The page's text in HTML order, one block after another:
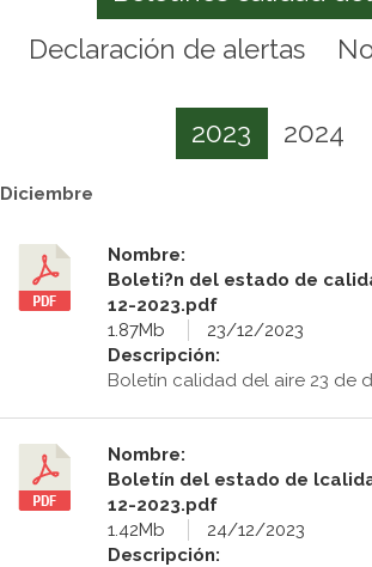
Declaración de alertas
2023 2024
Diciembre
Nombre:
Boleti?n del estado de
12-2023.pdf
1.87Mb
23/12/2023
Descripción:
Boletín calidad del aire 23 de
Nombre:
Boletín del estado de
12-2023.pdf
1.42Mb
24/12/2023
Descripción: